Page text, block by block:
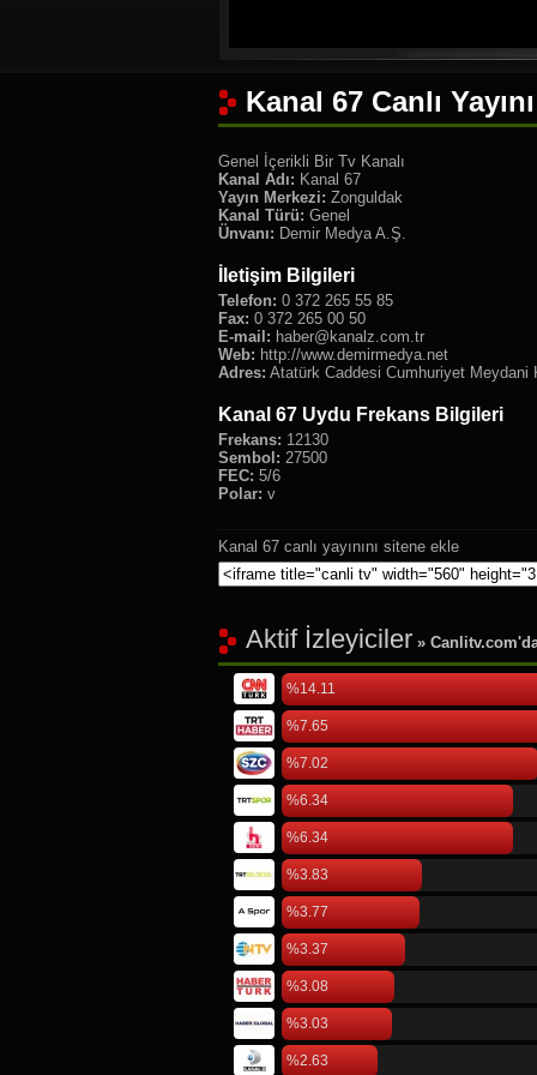
Kanal 67 Canlı Yayını
Genel İçerikli Bir Tv Kanalı
Kanal Adı: Kanal 67
Yayın Merkezi: Zonguldak
Kanal Türü: Genel
Ünvanı: Demir Medya A.Ş.
İletişim Bilgileri
Telefon: 0 372 265 55 85
Fax: 0 372 265 00 50
E-mail: haber@kanalz.com.tr
Web: http://www.demirmedya.net
Adres: Atatürk Caddesi Cumhuriyet Meydani
Kanal 67 Uydu Frekans Bilgileri
Frekans: 12130
Sembol: 27500
FEC: 5/6
Polar: v
Kanal 67 canlı yayınını sitene ekle
Aktif İzleyiciler »
%14.11
%7.65
%7.02
%6.34
%6.34
%3.83
%3.77
%3.37
%3.08
%3.03
%2.63